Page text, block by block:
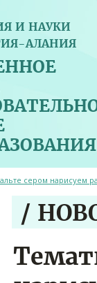
И НАУКИ
АЛАНИЯ
сером нарисуем
/